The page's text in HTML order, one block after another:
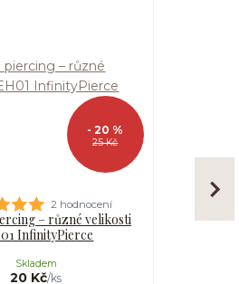
25 Kč
- 20 %
2 hodnocení
– různé velikosti
InfinityPierce
20 Kč/ks
Skladem